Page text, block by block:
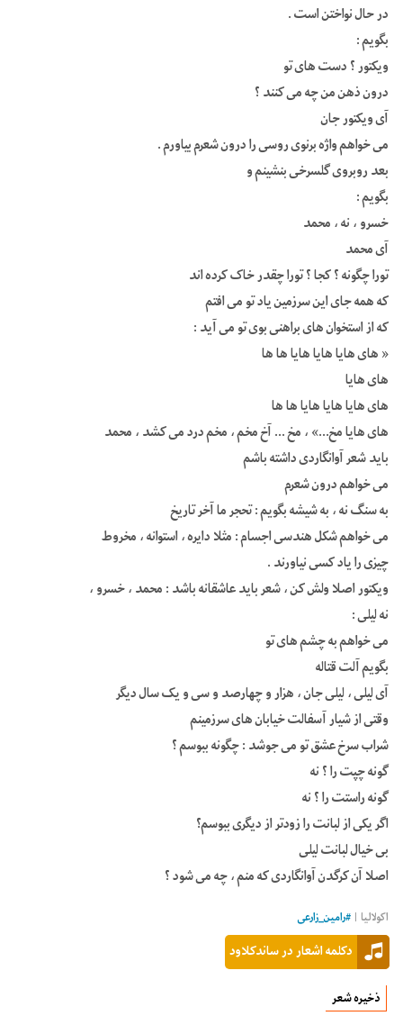
در حال نواختن است .
بگویم :
ویکتور ؟ دست های تو
درون ذهن من چه می کنند ؟
آی ویکتور جان
می خواهم واژه برنوی روسی را درون شعرم بیاورم .
بعد روبروی گلسرخی بنشینم و
بگویم :
خسرو ، نه ، محمد
آی محمد
تورا چگونه ؟ کجا ؟ تورا چقدر خاک کرده اند
که همه جای این سرزمین یاد تو می افتم
که از استخوان های براهنی بوی تو می آید :
« های هایا هایا هایا ها ها
های هایا
های هایا هایا هایا ها ها
های هایا مخ…» ، مخ … آخ مخم ، مخم درد می کشد ، محمد
باید شعر آوانگاردی داشته باشم
می خواهم درون شعرم
به سنگ نه ، به شیشه بگویم : تحجر ما آخر تاریخ
می خواهم شکل هندسی اجسام : مثلا دایره ، استوانه ، مخروط
چیزی را یاد کسی نیاورند .
ویکتور اصلا ولش کن ، شعر باید عاشقانه باشد : محمد ، خسرو ،
نه لیلی :
می خواهم به چشم های تو
بگویم آلت قتاله
آی لیلی ، لیلی جان ، هزار و چهارصد و سی و یک سال دیگر
وقتی از شیار آسفالت خیابان های سرزمینم
شراب سرخ عشق تو می جوشد : چگونه ببوسم ؟
گونه چپت را ؟ نه
گونه راستت را ؟ نه
اگر یکی از لبانت را زودتر از دیگری ببوسم؟
بی خیال لبانت لیلی
اصلا آن کرگدن آوانگاردی که منم ، چه می شود ؟
اکولالیا | #رامین_زارعی
دکلمه اشعار در ساندکلاود
ذخیره شعر